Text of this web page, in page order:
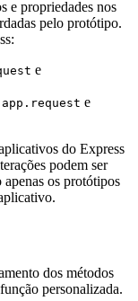
e propriedades nos
pelo protótipo.
e
app.request e
do Express
podem ser
os protótipos
dos métodos
personalizada.